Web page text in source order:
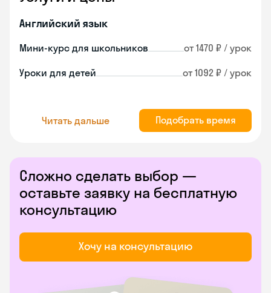
Английский язык
Мини-курс для школьников от 1470 ₽ / урок
Уроки для детей от 1092 ₽ / урок
Читать дальше Подобрать время
Сложно сделать выбор —
оставьте заявку на бесплатную
консультацию
Хочу на консультацию